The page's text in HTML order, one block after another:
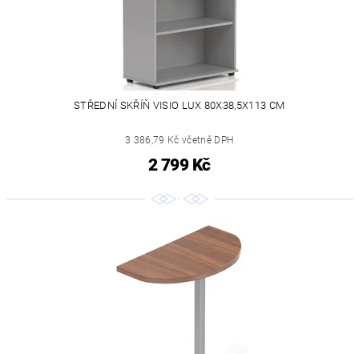
STŘEDNÍ SKŘÍŇ VISIO LUX 80X38,5X113 CM
3 386,79 Kč včetně DPH
2 799 Kč